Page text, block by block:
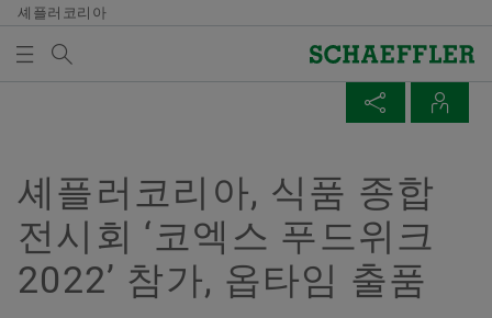
셰플러코리아
회사
연혁
품질과 환경
제품과 솔루션
E-Mobility
Powertrain & Chassis
인재 채용
채용정보 검색
자기 개발
미디어
보도 자료
미디어 콘텐츠
Facebook
LinkedIn
Twitter
미디어 장바구니에 품목이 없습니다. 새 엘리먼트 버튼
을 추가할 때 사용:
매체 수집
셰플러코리아, 식품 종합
전시회 ‘코엑스 푸드위크
2022’ 참가, 옵타임 출품